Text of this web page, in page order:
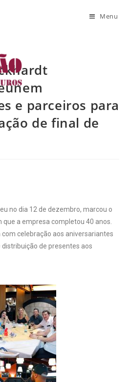
Menu
e parceiros para
de final de
no dia 12 de dezembro, marcou o
a empresa completou 40 anos.
celebração aos aniversariantes
de presentes aos